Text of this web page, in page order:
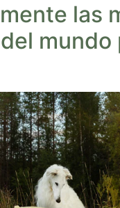
las
mundo